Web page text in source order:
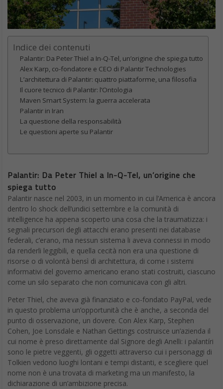
Indice dei contenuti
Palantir: Da Peter Thiel a In-Q-Tel, un’origine che spiega tutto
Alex Karp, co-fondatore e CEO di Palantir Technologies
L’architettura di Palantir: quattro piattaforme, una filosofia
Il cuore tecnico di Palantir: l’Ontologia
Maven Smart System: la guerra accelerata
Palantir in Iran
La questione della responsabilità
Le questioni aperte su Palantir
Palantir: Da Peter Thiel a In-Q-Tel, un’origine che
spiega tutto
Palantir nasce nel 2003, in un momento in cui l’America è ancora
dentro lo shock dell’undici settembre e la comunità di
intelligence ha appena scoperto una cosa che la traumatizza: i
segnali precursori degli attacchi erano presenti nei database
federali, c’erano, ma nessun sistema li aveva connessi in modo
da renderli leggibili, e quella cecità non era una questione di
risorse o di volontà bensì di architettura, di come i sistemi
informativi del governo americano erano stati costruiti, ciascuno
come un silo separato che non comunicava con gli altri.
Peter Thiel, che aveva già finanziato e co-fondato PayPal, vede
in questo problema un’opportunità che è anche, a seconda del
punto di osservazione, un dovere. Con Alex Karp, Stephen
Cohen, Joe Lonsdale e Nathan Gettings costruisce un’azienda il
cui nome è preso direttamente dal Signore degli Anelli: i palantíri
sono le pietre veggenti, gli oggetti attraverso cui i personaggi di
Tolkien vedono luoghi lontani e tempi distanti, e scegliere quel
nome non è una trovata di marketing ma un manifesto, la
dichiarazione di un’ambizione precisa.